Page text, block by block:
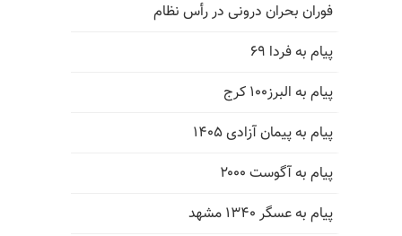
فوران بحران درونی در رأس نظام
پیام به فردا ۶۹
پیام به البرز۱۰۰ کرج
پیام به پیمان آزادی ۱۴۰۵
پیام به آگوست ۲۰۰۰
پیام به عسگر ۱۳۴۰ مشهد